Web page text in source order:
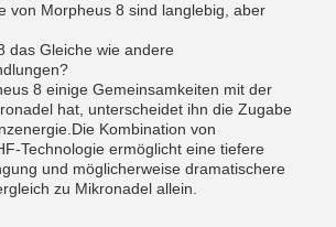
von Morpheus 8 sind langlebig, aber
das Gleiche wie andere
8 einige Gemeinsamkeiten mit der
hat, unterscheidet ihn die Zugabe
Kombination von
Technologie ermöglicht eine tiefere
und möglicherweise dramatischere
zu Mikronadel allein.